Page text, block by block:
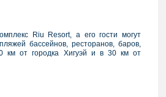
Riu Resort, а его гости могут
бассейнов, ресторанов, баров,
км от городка Хигуэй и в 30 км от